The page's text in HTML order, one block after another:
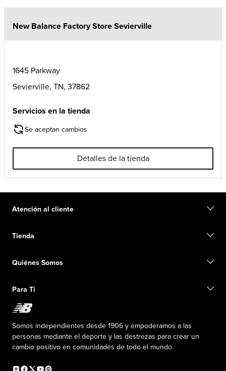
New Balance Factory Store Sevierville
1645 Parkway
Sevierville, TN, 37862
Servicios en la tienda
Se aceptan cambios
Detalles de la tienda
Atención al cliente
Iniciar una devolución
Conviértete en miembro
Tienda
Tarjetas de regalo
Exclusiones de ventas
Reconsidered
Quiénes Somos
Liderazgo responsable
Fundación New Balance
Carreras
La PISTA en New Balance
Sala de prensa
Información sobre el plan médico
Para Ti
Descuentos especiales
Programa de afiliados
Productos falsificados
Declaración de accesibilidad
Somos independientes desde 1906 y empoderamos a las
personas mediante el deporte y las destrezas para crear un
cambio positivo en comunidades de todo el mundo.